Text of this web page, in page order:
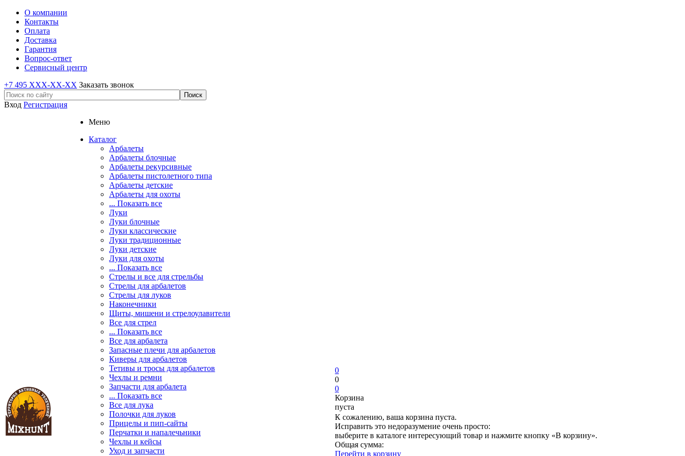
О компании
Контакты
Оплата
Доставка
Гарантия
Вопрос-ответ
Сервисный центр
+7 495 XXX-XX-XX Заказать звонок
Вход Регистрация
Меню
Каталог
Арбалеты
Арбалеты блочные
Арбалеты рекурсивные
Арбалеты пистолетного типа
Арбалеты детские
Арбалеты для охоты
... Показать все
Луки
Луки блочные
Луки классические
Луки традиционные
Луки детские
Луки для охоты
... Показать все
Стрелы и все для стрельбы
Стрелы для арбалетов
Стрелы для луков
Наконечники
Щиты, мишени и стрелоулавители
Все для стрел
... Показать все
Все для арбалета
Запасные плечи для арбалетов
Киверы для арбалетов
Тетивы и тросы для арбалетов
Чехлы и ремни
Запчасти для арбалета
... Показать все
Все для лука
Полочки для луков
Прицелы и пип-сайты
Перчатки и напалечьники
Чехлы и кейсы
Уход и запчасти
0
0
0
Корзина
пуста
К сожалению, ваша корзина пуста.
Исправить это недоразумение очень просто:
выберите в каталоге интересующий товар и нажмите кнопку «В корзину».
Общая сумма:
Перейти в корзину